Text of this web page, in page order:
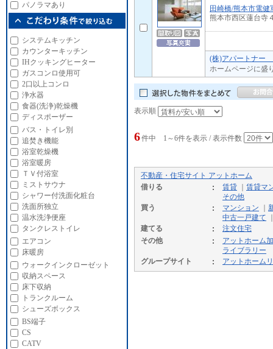
田崎橋/熊本市電健
熊本市西区蓮台寺
(株)アパートナー
ホームページに盛
表示順
6件中 1～6件を表示 / 表示件数
不動産・住宅サイト アットホーム
借りる
賃貸
賃貸マ
その他
買う
マンション
中古一戸建て
建てる
注文住宅
その他
アットホーム
ライブラリー
グループサイト
アットホーム
パノラマあり
システムキッチン
カウンターキッチン
IHクッキングヒーター
ガスコンロ使用可
2口以上コンロ
浄水器
食器(洗浄)乾燥機
ディスポーザー
バス・トイレ別
追焚き機能
浴室乾燥機
浴室暖房
ＴＶ付浴室
ミストサウナ
シャワー付洗面化粧台
洗面所独立
温水洗浄便座
タンクレストイレ
エアコン
床暖房
ウォークインクローゼット
収納スペース
床下収納
トランクルーム
シューズボックス
BS端子
CS
CATV